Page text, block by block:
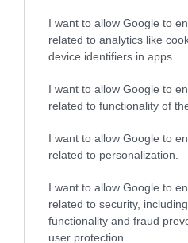
I want to allow Google to
related to analytics like
device identifiers in apps.
I want to allow Google to
related to functionality of
I want to allow Google to
related to personalization.
I want to allow Google to
related to security,
functionality and fraud
user protection.
Sun: Ο βασιλιάς
και εξοργισμένος» με
Αναφορικά με τη διαμάχη
και τις συνεχείς δημόσιες